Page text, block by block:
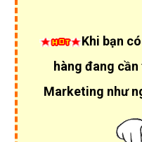
Khi bạn
hàng đang
Marketing như